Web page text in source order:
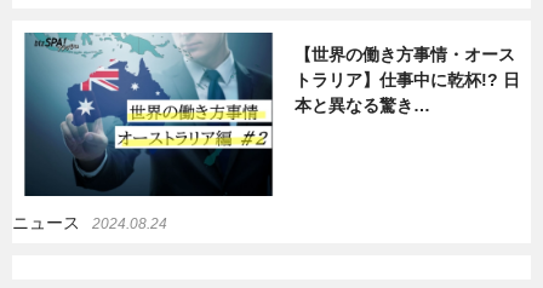
【世界の働き方事情・オース
トラリア】仕事中に乾杯!? 日
本と異なる驚き…
ニュース 2024.08.24